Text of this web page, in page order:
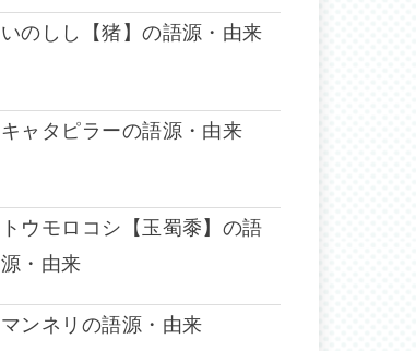
いのしし【猪】の語源・由来
キャタピラーの語源・由来
トウモロコシ【玉蜀黍】の語
源・由来
マンネリの語源・由来